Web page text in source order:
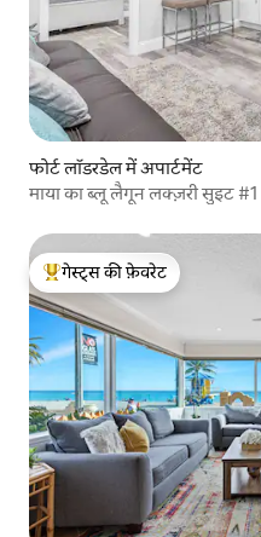
फोर्ट लॉडरडेल में अपार्टमेंट
माया का ब्लू लैगून लक्ज़री सुइट #1
गेस्ट्स का टॉप फ़ेवरेट
गेस्ट्स की फ़ेवरेट